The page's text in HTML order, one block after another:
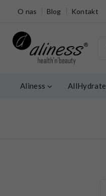
O nas Blog Kontakt
Aliness AllHydrate